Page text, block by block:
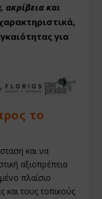
ακρίβεια και
για
το
και να
αξιοπρέπεια
πλαίσιο
και τους τοπικούς